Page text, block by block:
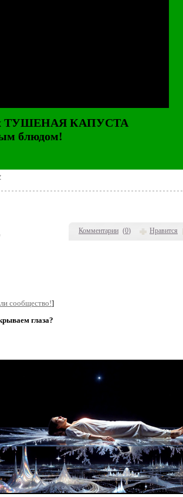
Комментарии (0) Нравится
ТУШЕНАЯ КАПУСТА
блюдом!
сообщество!]
глаза?